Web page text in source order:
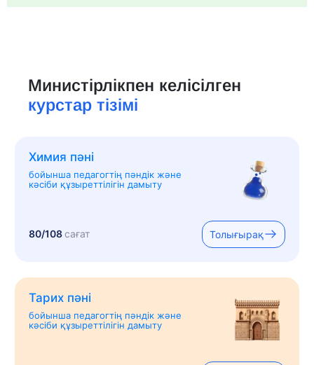
Министірлікпен келісілген
курстар тізімі
Химия пәні
бойынша педагогтің пәндік және
кәсіби құзыреттілігін дамыту
80/108сағат Толығырақ
Тарих пәні
бойынша педагогтің пәндік және
кәсіби құзыреттілігін дамыту